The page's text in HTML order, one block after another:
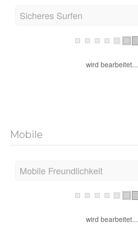
Sicheres Surfen
wird bearbeitet...
Mobile
Mobile Freundlichkeit
wird bearbeitet...